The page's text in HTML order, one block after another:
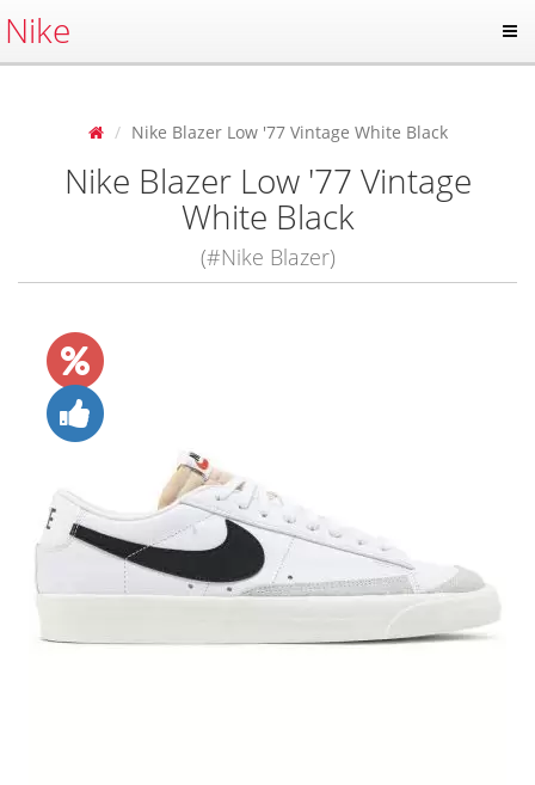
Nike
Nike Blazer Low '77 Vintage White Black
Nike Blazer Low '77 Vintage
White Black
(#Nike Blazer)